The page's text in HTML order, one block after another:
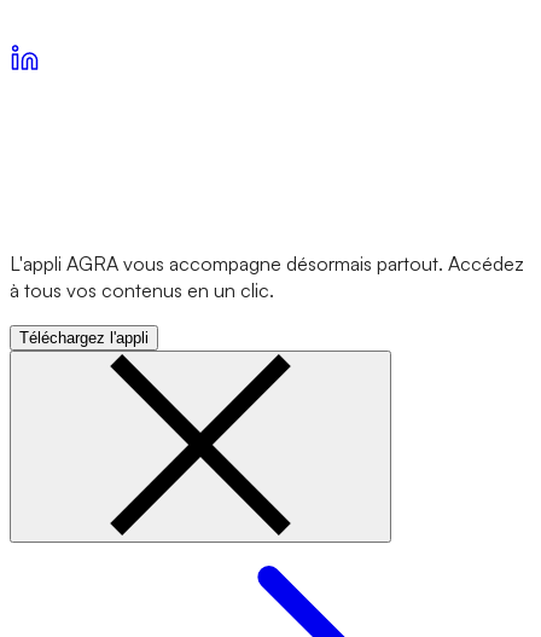
L'appli AGRA vous accompagne désormais partout. Accédez
à tous vos contenus en un clic.
Téléchargez l'appli